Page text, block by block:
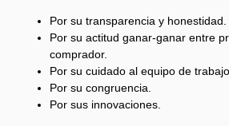
Por su transparencia y honestidad.
Por su actitud ganar-ganar entre
comprador.
Por su cuidado al equipo de trabajo.
Por su congruencia.
Por sus innovaciones.